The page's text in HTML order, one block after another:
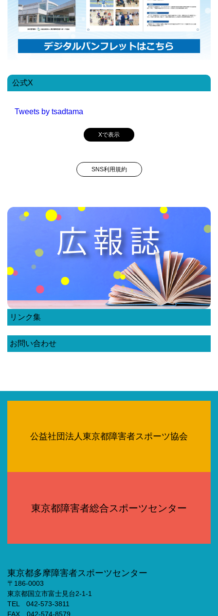
公式X
Tweets by tsadtama
Xで表示
SNS利用規約
リンク集
お問い合わせ
公益社団法人東京都障害者スポーツ協会
東京都障害者総合スポーツセンター
東京都多摩障害者スポーツセンター
〒186-0003
東京都国立市富士見台2-1-1
TEL 042-573-3811
FAX 042-574-8579